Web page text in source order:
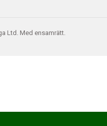
Ltd. Med ensamrätt.